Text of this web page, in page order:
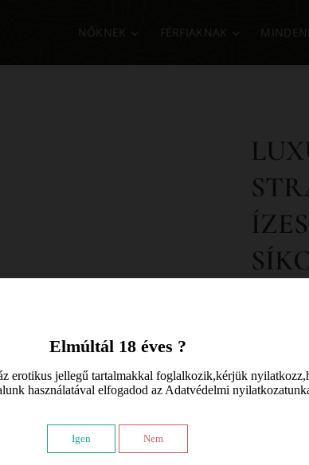
Elmúltál 18 éves ?
erotikus jellegű tartalmakkal foglalkozik,kérjük
használatával elfogadod az Adatvédelmi
Igen Nem
NŐKNEK FÉRFIAKNAK